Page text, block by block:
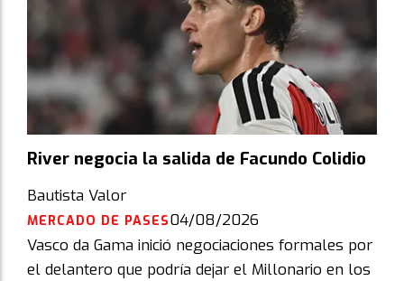
River negocia la salida de Facundo Colidio
Bautista Valor
MERCADO DE PASES04/08/2026
Vasco da Gama inició negociaciones formales por
el delantero que podría dejar el Millonario en los